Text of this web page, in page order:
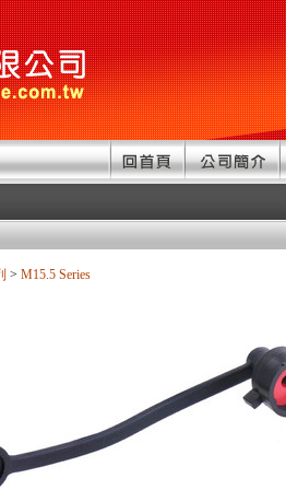
> M15.5 Series